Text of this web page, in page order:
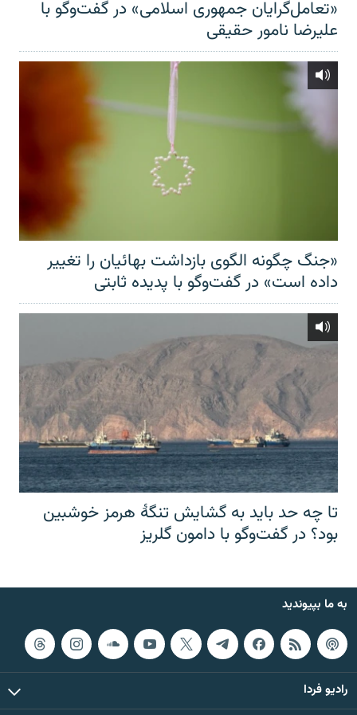
«تعامل‌گرایان جمهوری اسلامی» در گفت‌وگو با
علیرضا نامور حقیقی
«جنگ چگونه الگوی بازداشت بهائیان را تغییر
داده است» در گفت‌وگو با پدیده ثابتی
تا چه حد باید به گشایش تنگهٔ هرمز خوشبین
بود؟ در گفت‌وگو با دامون گلریز
به ما بپیوندید
رادیو فردا